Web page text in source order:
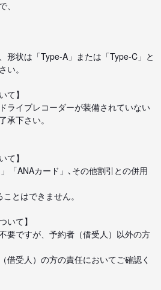
形状は「Type-A」または「Type-C」と
。
て】
ライブレコーダーが装備されていない
承下さい。
て】
「ANAカード」､その他割引との併用
とはできません。
いて】
要ですが、予約者（借受人）以外の方
借受人）の方の責任においてご確認く